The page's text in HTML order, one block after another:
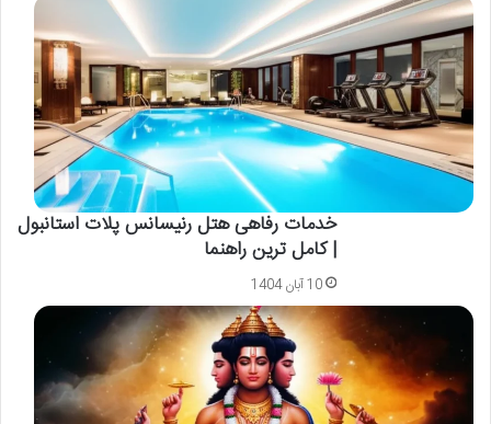
خدمات رفاهی هتل رنیسانس پلات استانبول
| کامل ترین راهنما
10 آبان 1404